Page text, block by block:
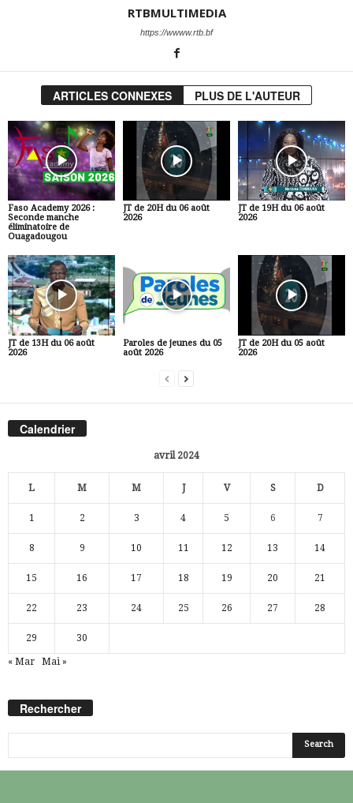
RTBMULTIMEDIA
https://wwww.rtb.bf
ARTICLES CONNEXES PLUS DE L'AUTEUR
Faso Academy 2026 :
Seconde manche
éliminatoire de
Ouagadougou
JT de 20H du 06 août
2026
JT de 19H du 06 août
2026
JT de 13H du 06 août
2026
Paroles de jeunes du 05
août 2026
JT de 20H du 05 août
2026
Calendrier
avril 2024
L M M J V S D
1 2 3 4 5 6 7
8 9 10 11 12 13 14
15 16 17 18 19 20 21
22 23 24 25 26 27 28
29 30
« Mar Mai »
Rechercher